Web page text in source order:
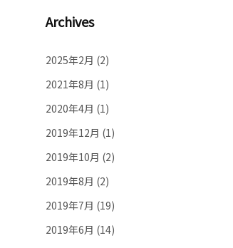
Archives
2025年2月 (2)
2021年8月 (1)
2020年4月 (1)
2019年12月 (1)
2019年10月 (2)
2019年8月 (2)
2019年7月 (19)
2019年6月 (14)